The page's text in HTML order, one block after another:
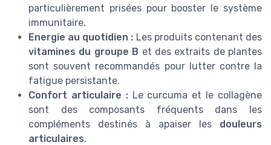
particulièrement prisées pour booster le système
immunitaire.
Energie au quotidien : Les produits contenant des
vitamines du groupe B et des extraits de plantes
sont souvent recommandés pour lutter contre la
fatigue persistante.
Confort articulaire :Le curcuma et le collagène
sont des composants fréquents dans les
compléments destinés à apaiser les douleurs
articulaires.